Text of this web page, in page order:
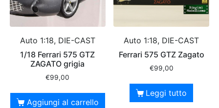
Auto 1:18, DIE-CAST
1/18 Ferrari 575 GTZ
ZAGATO grigia
€99,00
Aggiungi al carrello
Auto 1:18, DIE-CAST
Ferrari 575 GTZ Zagato
€99,00
Leggi tutto